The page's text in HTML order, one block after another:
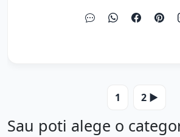
1 2 ▶️
Sau poti alege o